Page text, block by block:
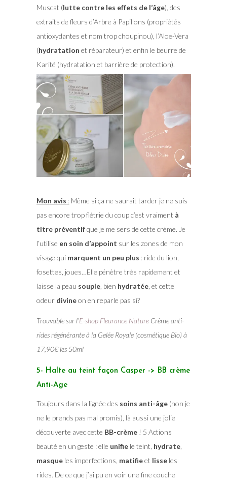
Muscat (lutte contre les effets de l’âge), des
extraits de fleurs d’Arbre à Papillons (propriétés
antioxydantes et nom trop choupinou), l’Aloe-Vera
(hydratation et réparateur) et enfin le beurre de
Karité (hydratation et barrière de protection).
Mon avis :Même si ça ne saurait tarder je ne suis
pas encore trop flétrie du coup c’est vraiment à
titre préventifque je me sers de cette crème. Je
l’utilise en soin d’appoint sur les zones de mon
visage qui marquent un peu plus : ride du lion,
fosettes, joues…Elle pénètre très rapidement et
laisse la peau souple, bien hydratée, et cette
odeur divineon en reparle pas si?
Trouvable sur l’E-shop Fleurance NatureCrème anti-
rides régénérante à la Gelée Royale (cosmétique Bio) à
17,90€ les 50ml
5- Halte au teint façon Casper -> BB crème
Anti-Age
Toujours dans la lignée des soins anti-âge(non je
ne le prends pas mal promis), là aussi une jolie
découverte avec cette BB-crème! 5 Actions
beauté en un geste : elle unifiele teint, hydrate,
masqueles imperfections, matifieet lisseles
rides. De ce que j’ai pu en voir une fine couche